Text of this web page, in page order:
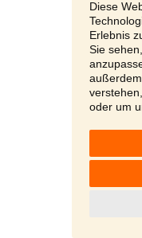
Diese
Erlebnis
Sie
oder um